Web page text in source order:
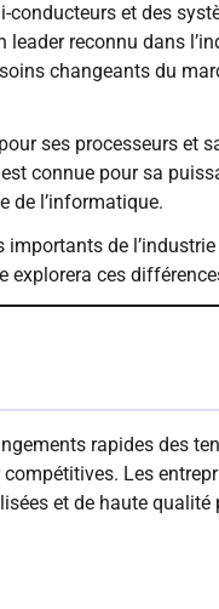
et des
reconnu dans
changeants du
ses processeurs et
connue pour sa
de l’informatique.
de
explorera ces
rapides des
Les
et de haute